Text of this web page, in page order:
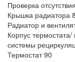
Проверка
Крышка радиатора
Радиатор и
Корпус
системы
Термостат 90